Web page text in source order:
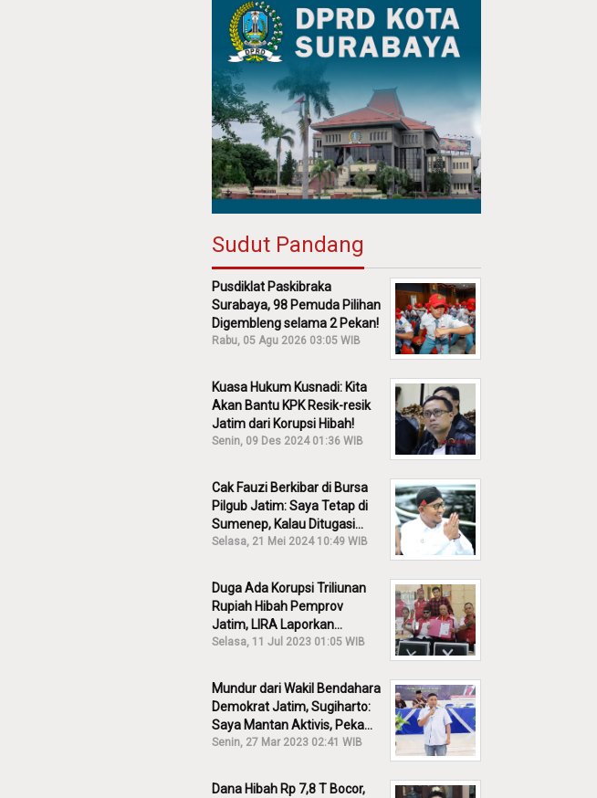
Sudut Pandang
Pusdiklat Paskibraka
Surabaya, 98 Pemuda Pilihan
Digembleng selama 2 Pekan!
Rabu, 05 Agu 2026 03:05 WIB
Kuasa Hukum Kusnadi: Kita
Akan Bantu KPK Resik-resik
Jatim dari Korupsi Hibah!
Senin, 09 Des 2024 01:36 WIB
Cak Fauzi Berkibar di Bursa
Pilgub Jatim: Saya Tetap di
Sumenep, Kalau Ditugasi
Partai Lain Cerita!
Selasa, 21 Mei 2024 10:49 WIB
Duga Ada Korupsi Triliunan
Rupiah Hibah Pemprov
Jatim, LIRA Laporkan
Khofifah ke KPK: Dia Harus
Selasa, 11 Jul 2023 01:05 WIB
Mundur dari Wakil Bendahara
Demokrat Jatim, Sugiharto:
Saya Mantan Aktivis, Peka
Sekali Kalau Ada yang
Senin, 27 Mar 2023 02:41 WIB
Dana Hibah Rp 7,8 T Bocor,